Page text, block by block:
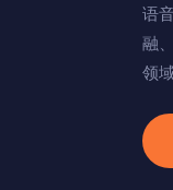
语
融
领